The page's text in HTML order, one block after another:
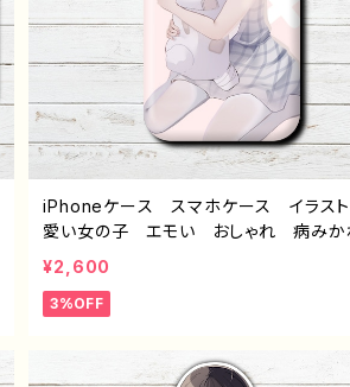
iPhoneケース スマホケース イラス
愛い女の子 エモい おしゃれ 病みか
い メンヘラ ヤンデレ ロリっ娘
5/14/13/12/11 AQUOS Xperia
ixel Galaxy Android アンドロイド
ピース 生足 人気 イラストレーター
師 クリエイター オリジナル デザイ
¥2,600
3%OFF